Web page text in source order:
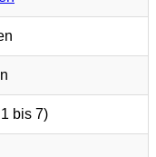
bis 7)